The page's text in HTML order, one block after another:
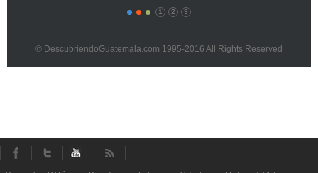
1 2 3
© DescubriendoGuatemala.com 1995-2016 All Rights Reserved